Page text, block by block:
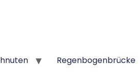
Regenbogenbrücke